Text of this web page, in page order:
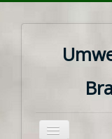
Navigation